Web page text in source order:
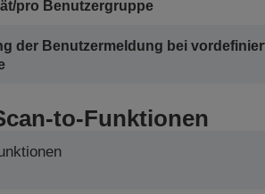
pro Benutzergruppe
der Benutzermeldung bei
to-Funktionen